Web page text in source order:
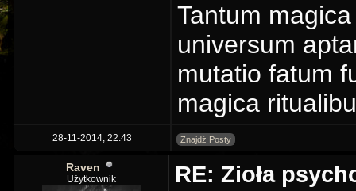
Tantum
universum
mutatio fatum
magica
28-11-2014, 22:43 Znajdź Posty
Raven
Użytkownik RE: Zioła